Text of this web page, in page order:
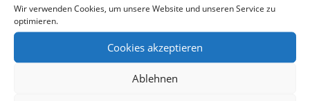
Wir verwenden Cookies, um unsere Website und unseren Service zu
optimieren.
Cookies akzeptieren
Ablehnen
TISCHE
Tischplatten aus Baumstamm-Hartholz…